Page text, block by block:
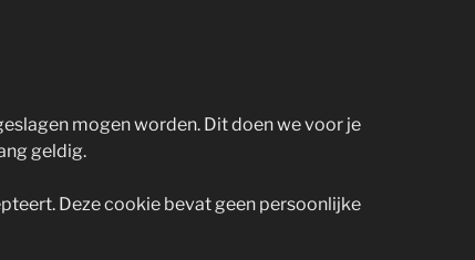
mogen worden. Dit doen we voor je
geldig.
Deze cookie bevat geen persoonlijke